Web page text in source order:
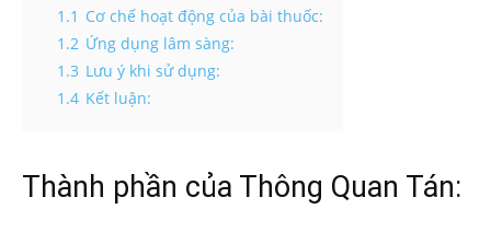
1.1 Cơ chế hoạt động của bài thuốc:
1.2 Ứng dụng lâm sàng:
1.3 Lưu ý khi sử dụng:
1.4 Kết luận:
Thành phần của Thông Quan Tán: